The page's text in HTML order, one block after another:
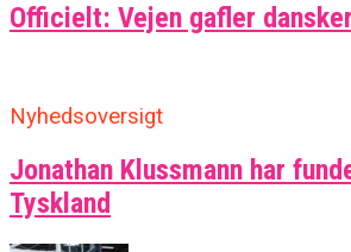
Officielt: Vejen gafler
Nyhedsoversigt
Jonathan Klussmann har
Tyskland